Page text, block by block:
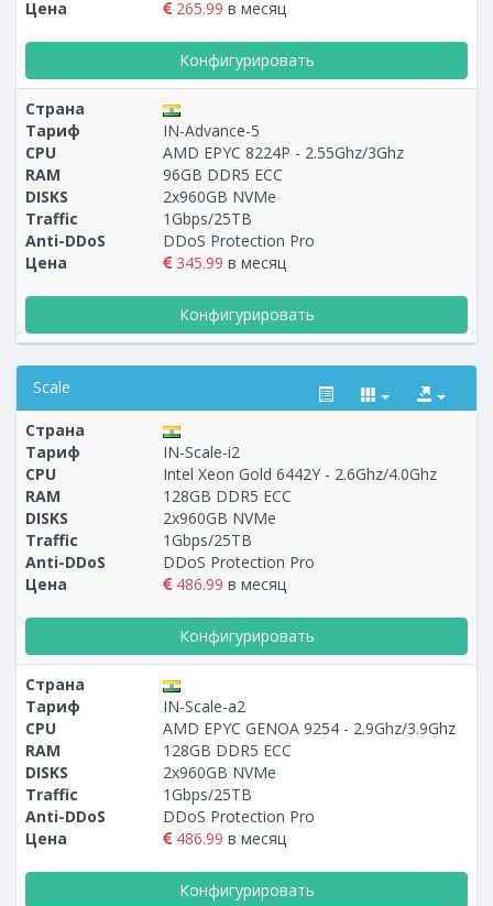
Цена 265.99 в месяц
Конфигурировать
Страна
Тариф
IN-Advance-5
CPU
AMD EPYC 8224P - 2.55Ghz/3Ghz
RAM
96GB DDR5 ECC
DISKS
2x960GB NVMe
Traffic
1Gbps/25TB
Anti-DDoS
DDoS Protection Pro
Цена
345.99 в месяц
Конфигурировать
Scale
Построение18 - 26тарифа
Страна
Тариф
IN-Scale-i2
CPU
Intel Xeon Gold 6442Y - 2.6Ghz/4.0Ghz
RAM
128GB DDR5 ECC
DISKS
2x960GB NVMe
Traffic
1Gbps/25TB
Anti-DDoS
DDoS Protection Pro
Цена
486.99 в месяц
Конфигурировать
Страна
Тариф
IN-Scale-a2
CPU
AMD EPYC GENOA 9254 - 2.9Ghz/3.9Ghz
RAM
128GB DDR5 ECC
DISKS
2x960GB NVMe
Traffic
1Gbps/25TB
Anti-DDoS
DDoS Protection Pro
Цена
486.99 в месяц
Конфигурировать